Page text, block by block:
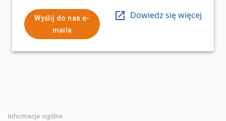
Wyślij do nas e-
maila
Dowiedz się więcej
Informacje ogólne